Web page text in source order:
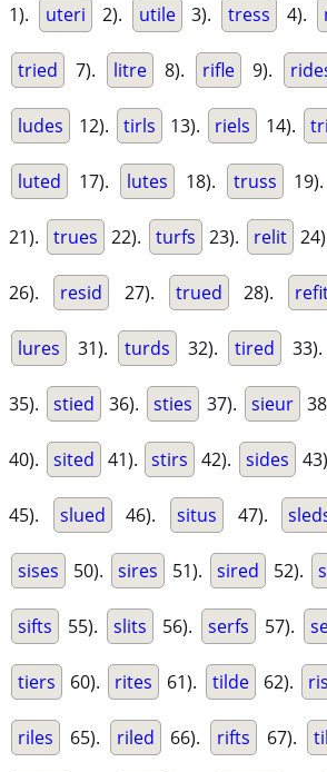
1). uteri 2). utile 3). tress 4).
tried 7). litre 8). rifle 9).
ludes 12). tirls 13). riels 14).
luted 17). lutes 18). truss 19).
21). trues 22). turfs 23). relit
26). resid 27). trued 28).
lures 31). turds 32). tired 33).
35). stied 36). sties 37). sieur
40). sited 41). stirs 42). sides
45). slued 46). situs 47).
sises 50). sires 51). sired 52).
sifts 55). slits 56). serfs 57).
tiers 60). rites 61). tilde 62).
riles 65). riled 66). rifts 67).